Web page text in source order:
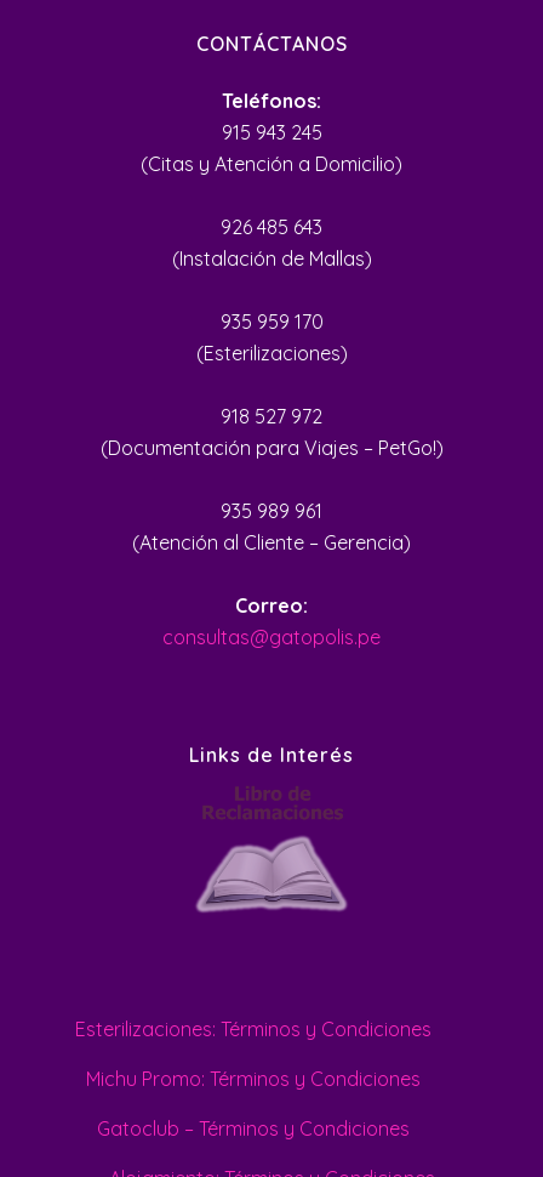
CONTÁCTANOS
Teléfonos:
915 943 245
(Citas y Atención a Domicilio)
926 485 643
(Instalación de Mallas)
935 959 170
(Esterilizaciones)
918 527 972
(Documentación para Viajes – PetGo!)
935 989 961
(Atención al Cliente – Gerencia)
Correo:
consultas@gatopolis.pe
Links de Interés
Esterilizaciones: Términos y Condiciones
Michu Promo: Términos y Condiciones
Gatoclub – Términos y Condiciones